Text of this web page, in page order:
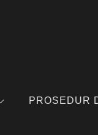
PROSEDUR